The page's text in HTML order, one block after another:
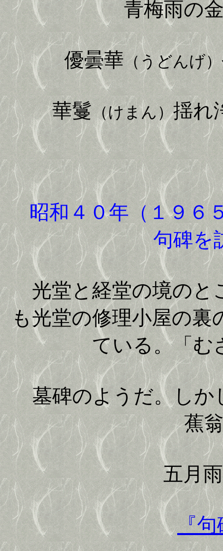
青梅雨の
優曇華（うどんげ）
華鬘（けまん）揺れ
昭和４０年（１９６
句碑を
光堂と経堂の境のと
も光堂の修理小屋の
ている。「む
墓碑のようだ。しか
蕉
五月雨の
『句